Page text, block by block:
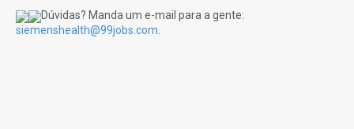
Dúvidas? Manda um e-mail para a gente:
siemenshealth@99jobs.com.